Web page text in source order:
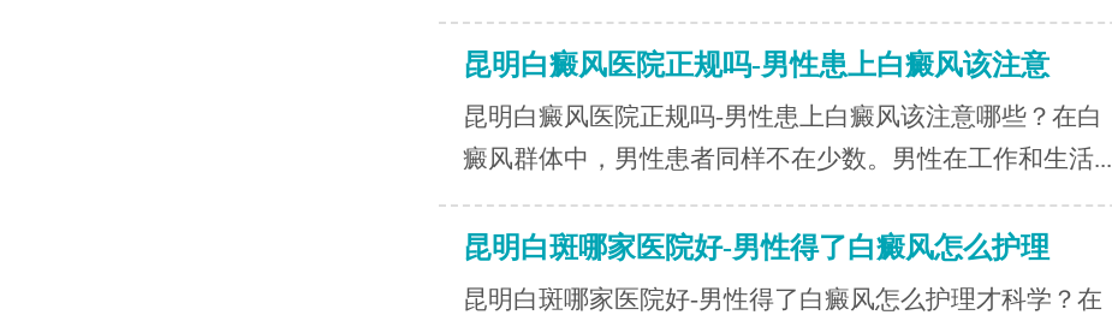
昆明白癜风医院正规吗-男性患上白癜风该注意
昆明白癜风医院正规吗-男性患上白癜风该注意哪些？在白
癜风群体中，男性患者同样不在少数。男性在工作和生活...
昆明白斑哪家医院好-男性得了白癜风怎么护理
昆明白斑哪家医院好-男性得了白癜风怎么护理才科学？在